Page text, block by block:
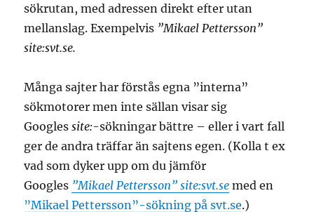
sökrutan, med adressen direkt efter utan
mellanslag. Exempelvis ”Mikael Pettersson”
site:svt.se.
Många sajter har förstås egna ”interna”
sökmotorer men inte sällan visar sig
Googlessite:-sökningar bättre – eller i vart fall
ger de andra träffar än sajtens egen. (Kolla t ex
vad som dyker upp om du jämför
Googles ”Mikael Pettersson” site:svt.se med en
”Mikael Pettersson”-sökning på svt.se.)